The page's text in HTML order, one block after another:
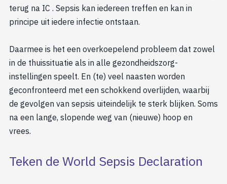
terug na IC . Sepsis kan iedereen treffen en kan in
principe uit iedere infectie ontstaan.
Daarmee is het een overkoepelend probleem dat zowel
in de thuissituatie als in alle gezondheidszorg-
instellingen speelt. En (te) veel naasten worden
geconfronteerd met een schokkend overlijden, waarbij
de gevolgen van sepsis uiteindelijk te sterk blijken. Soms
na een lange, slopende weg van (nieuwe) hoop en
vrees.
Teken de World Sepsis Declaration